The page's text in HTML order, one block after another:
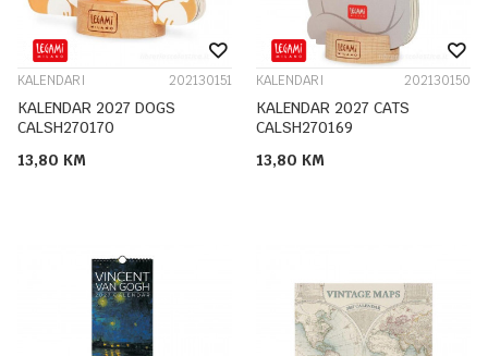
KALENDARI 202130151
KALENDAR 2027 DOGS
CALSH270170
13,80 KM
KALENDARI 202130150
KALENDAR 2027 CATS
CALSH270169
13,80 KM